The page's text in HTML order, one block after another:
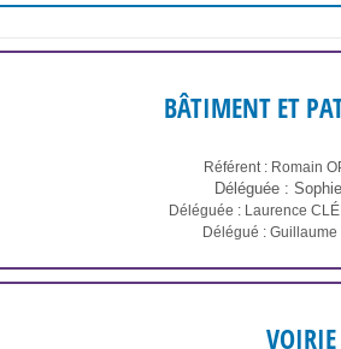
BÂTIMENT ET
Référent : Romain
Déléguée :
Déléguée : Laurence
Délégué : Guillaume
VOIRIE